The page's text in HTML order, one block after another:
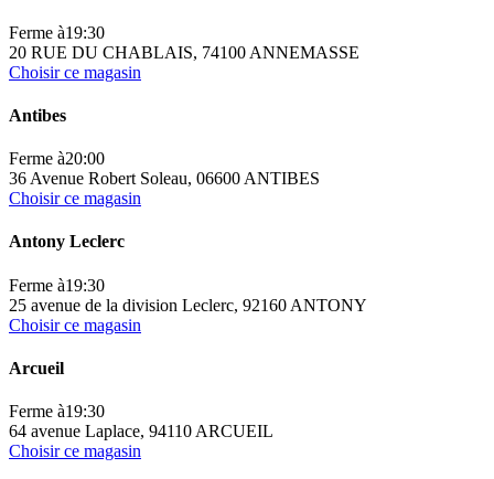
Ferme à19:30
20 RUE DU CHABLAIS, 74100 ANNEMASSE
Choisir ce magasin
Antibes
Ferme à20:00
36 Avenue Robert Soleau, 06600 ANTIBES
Choisir ce magasin
Antony Leclerc
Ferme à19:30
25 avenue de la division Leclerc, 92160 ANTONY
Choisir ce magasin
Arcueil
Ferme à19:30
64 avenue Laplace, 94110 ARCUEIL
Choisir ce magasin